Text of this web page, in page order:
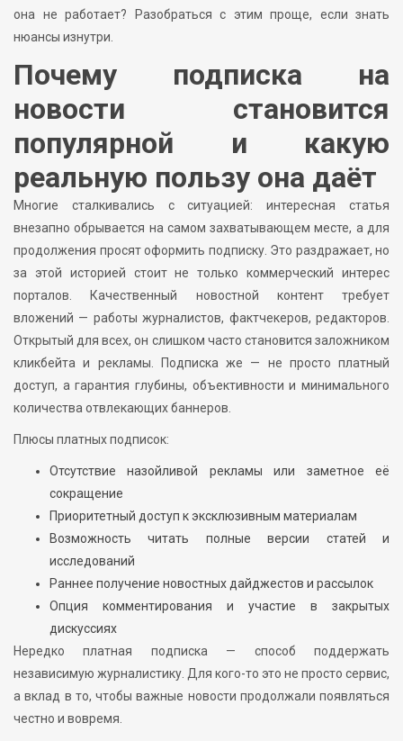
она не работает? Разобраться с этим проще, если знать
нюансы изнутри.
Почему подписка на
новости становится
популярной и какую
реальную пользу она даёт
Многие сталкивались с ситуацией: интересная статья
внезапно обрывается на самом захватывающем месте, а для
продолжения просят оформить подписку. Это раздражает, но
за этой историей стоит не только коммерческий интерес
порталов. Качественный новостной контент требует
вложений — работы журналистов, фактчекеров, редакторов.
Открытый для всех, он слишком часто становится заложником
кликбейта и рекламы. Подписка же — не просто платный
доступ, а гарантия глубины, объективности и минимального
количества отвлекающих баннеров.
Плюсы платных подписок:
Отсутствие назойливой рекламы или заметное её
сокращение
Приоритетный доступ к эксклюзивным материалам
Возможность читать полные версии статей и
исследований
Раннее получение новостных дайджестов и рассылок
Опция комментирования и участие в закрытых
дискуссиях
Нередко платная подписка — способ поддержать
независимую журналистику. Для кого-то это не просто сервис,
а вклад в то, чтобы важные новости продолжали появляться
честно и вовремя.